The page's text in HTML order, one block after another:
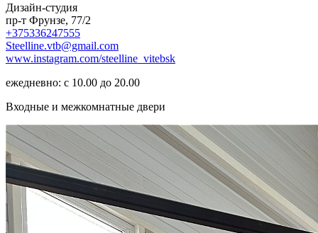
Дизайн-студия
пр-т Фрунзе, 77/2
+375336247555
Steelline.vtb@gmail.com
www.instagram.com/steelline_vitebsk
ежедневно: с 10.00 до 20.00
Входные и межкомнатные двери